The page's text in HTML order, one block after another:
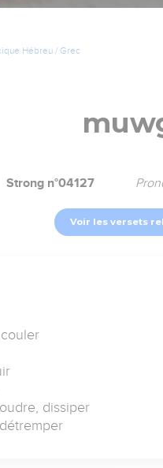
Hébreu / Grec
Strong n°04127
Voir les versets
dissiper